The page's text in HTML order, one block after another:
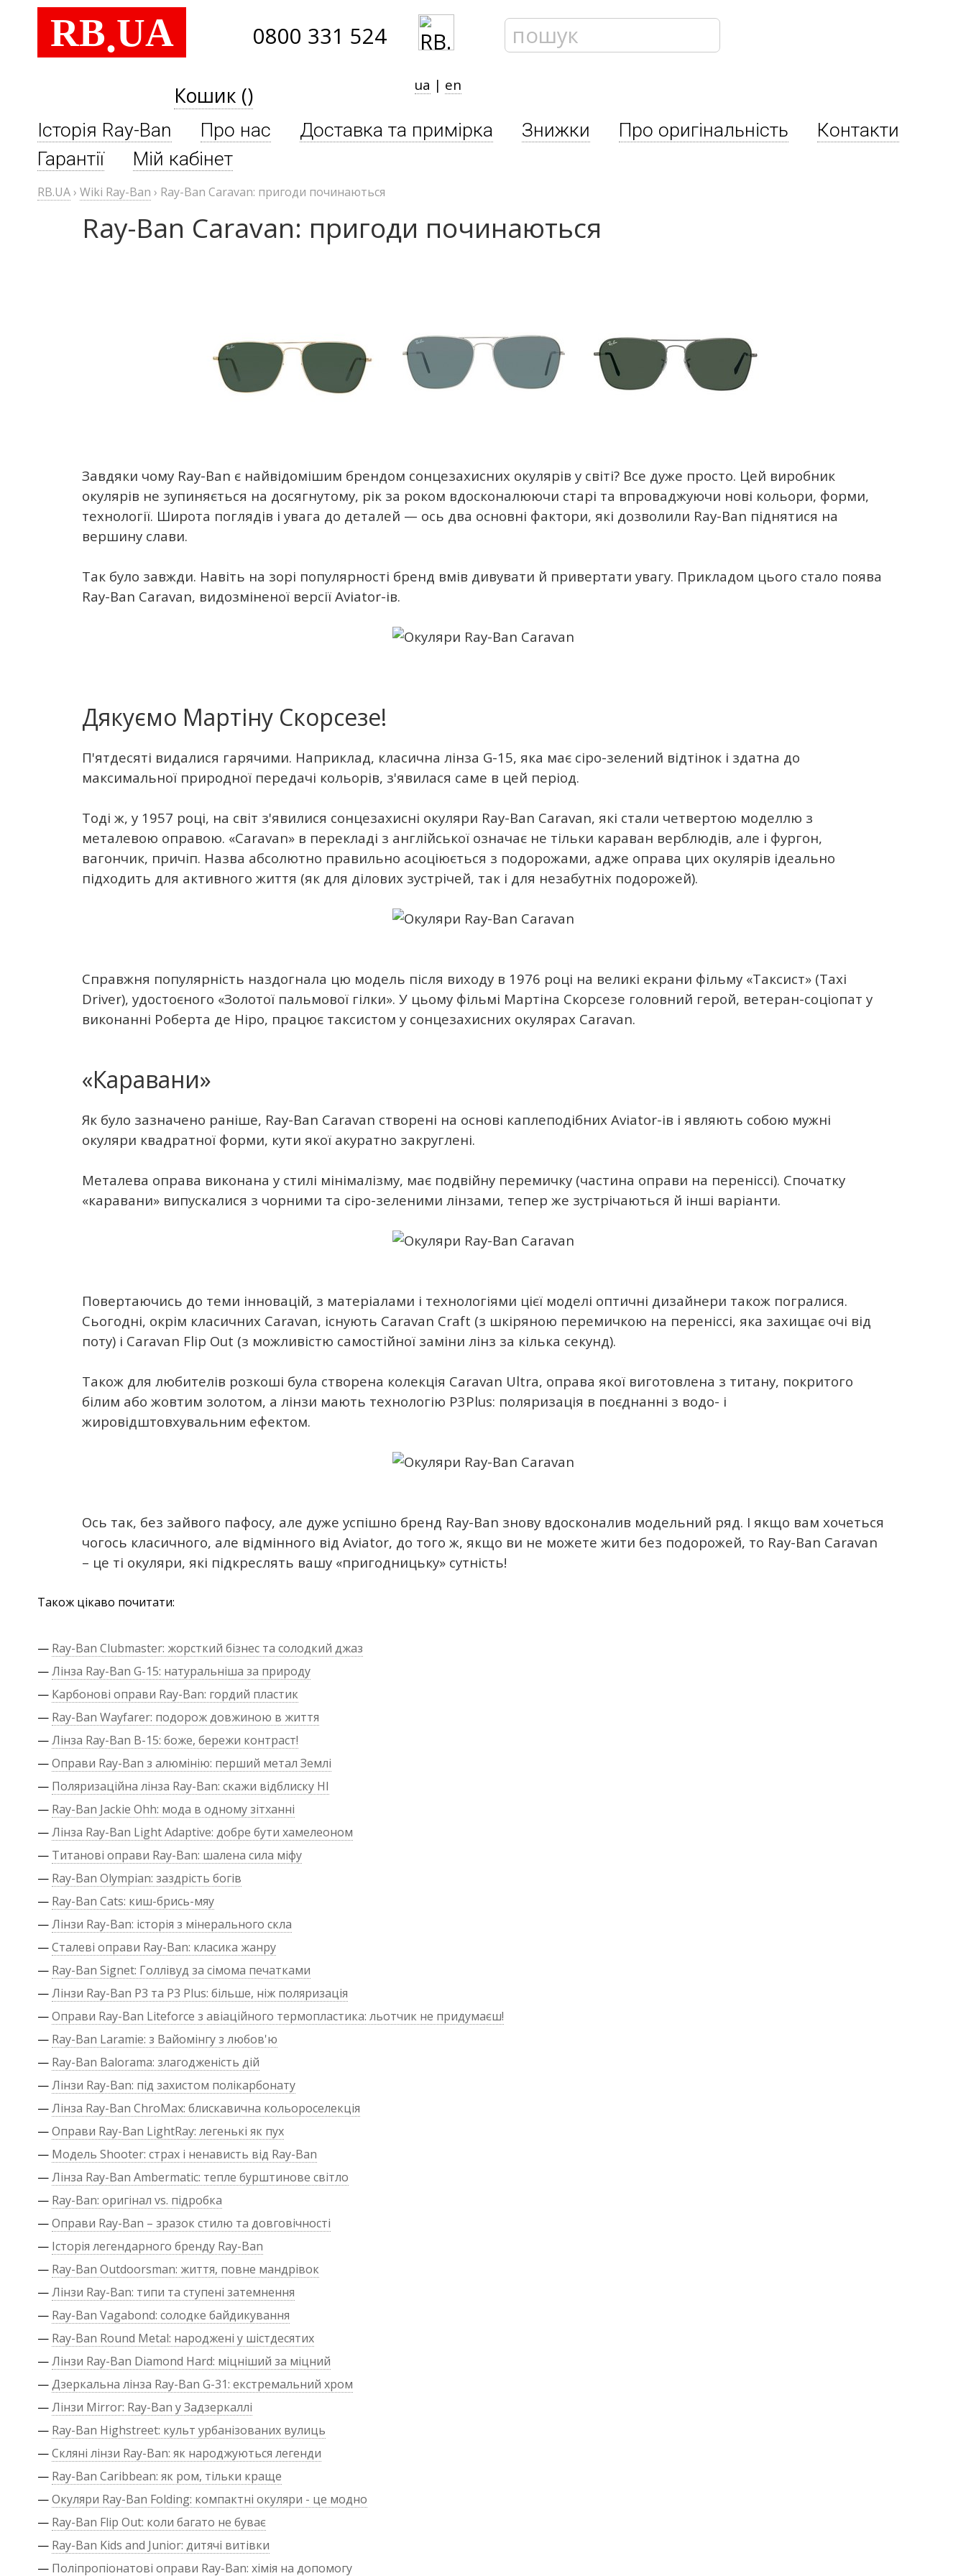
RB.UA 0800 331 524
Кошик () ua | en
Історія Ray-Ban Про нас Доставка та примірка Знижки Про оригінальність
Контакти
Гарантії
Мій кабінет
RB.UA› Wiki Ray-Ban › Ray-Ban Caravan: пригоди починаються
Ray-Ban Caravan: пригоди починаються
Завдяки чому Ray-Ban є найвідомішим брендом сонцезахисних окулярів у світі? Все дуже просто. Цей виробник
окулярів не зупиняється на досягнутому, рік за роком вдосконалюючи старі та впроваджуючи нові кольори, форми,
технології. Широта поглядів і увага до деталей — ось два основні фактори, які дозволили Ray-Ban піднятися на
вершину слави.
Так було завжди. Навіть на зорі популярності бренд вмів дивувати й привертати увагу. Прикладом цього стало поява
Ray-Ban Caravan, видозміненої версії Aviator-ів.
Дякуємо Мартіну Скорсезе!
П'ятдесяті видалися гарячими. Наприклад, класична лінза G-15, яка має сіро-зелений відтінок і здатна до
максимальної природної передачі кольорів, з'явилася саме в цей період.
Тоді ж, у 1957 році, на світ з'явилися сонцезахисні окуляри Ray-Ban Caravan, які стали четвертою моделлю з
металевою оправою. «Caravan» в перекладі з англійської означає не тільки караван верблюдів, але і фургон,
вагончик, причіп. Назва абсолютно правильно асоціюється з подорожами, адже оправа цих окулярів ідеально
підходить для активного життя (як для ділових зустрічей, так і для незабутніх подорожей).
Справжня популярність наздогнала цю модель після виходу в 1976 році на великі екрани фільму «Таксист» (Taxi
Driver), удостоєного «Золотої пальмової гілки». У цьому фільмі Мартіна Скорсезе головний герой, ветеран-соціопат у
виконанні Роберта де Ніро, працює таксистом у сонцезахисних окулярах Caravan.
«Каравани»
Як було зазначено раніше, Ray-Ban Caravan створені на основі каплеподібних Aviator-ів і являють собою мужні
окуляри квадратної форми, кути якої акуратно закруглені.
Металева оправа виконана у стилі мінімалізму, має подвійну перемичку (частина оправи на переніссі). Спочатку
«каравани» випускалися з чорними та сіро-зеленими лінзами, тепер же зустрічаються й інші варіанти.
Повертаючись до теми інновацій, з матеріалами і технологіями цієї моделі оптичні дизайнери також погралися.
Сьогодні, окрім класичних Caravan, існують Caravan Craft (з шкіряною перемичкою на переніссі, яка захищає очі від
поту) і Caravan Flip Out (з можливістю самостійної заміни лінз за кілька секунд).
Також для любителів розкоші була створена колекція Caravan Ultra, оправа якої виготовлена з титану, покритого
білим або жовтим золотом, а лінзи мають технологію P3Plus: поляризація в поєднанні з водо- і
жировідштовхувальним ефектом.
Ось так, без зайвого пафосу, але дуже успішно бренд Ray-Ban знову вдосконалив модельний ряд. І якщо вам хочеться
чогось класичного, але відмінного від Aviator, до того ж, якщо ви не можете жити без подорожей, то Ray-Ban Caravan
– це ті окуляри, які підкреслять вашу «пригодницьку» сутність!
Також цікаво почитати:
— Ray-Ban Clubmaster: жорсткий бізнес та солодкий джаз
—Лінза Ray-Ban G-15: натуральніша за природу
— Карбонові оправи Ray-Ban: гордий пластик
— Ray-Ban Wayfarer: подорож довжиною в життя
—Лінза Ray-Ban B-15: боже, бережи контраст!
—Оправи Ray-Ban з алюмінію: перший метал Землі
— Поляризаційна лінза Ray-Ban: скажи відблиску НІ
— Ray-Ban Jackie Ohh: мода в одному зітханні
—Лінза Ray-Ban Light Adaptive: добре бути хамелеоном
— Титанові оправи Ray-Ban: шалена сила міфу
— Ray-Ban Olympian: заздрість богів
— Ray-Ban Cats: киш-брись-мяу
—Лінзи Ray-Ban: історія з мінерального скла
—Сталеві оправи Ray-Ban: класика жанру
— Ray-Ban Signet: Голлівуд за сімома печатками
—Лінзи Ray-Ban P3 та P3 Plus: більше, ніж поляризація
—Оправи Ray-Ban Liteforce з авіаційного термопластика: льотчик не придумаєш!
— Ray-Ban Laramie: з Вайомінгу з любов'ю
— Ray-Ban Balorama: злагодженість дій
—Лінзи Ray-Ban: під захистом полікарбонату
—Лінза Ray-Ban ChroMax: блискавична кольороселекція
—Оправи Ray-Ban LightRay: легенькі як пух
— Модель Shooter: страх і ненависть від Ray-Ban
—Лінза Ray-Ban Ambermatic: тепле бурштинове світло
— Ray-Ban: оригінал vs. підробка
—Оправи Ray-Ban – зразок стилю та довговічності
— Історія легендарного бренду Ray-Ban
— Ray-Ban Outdoorsman: життя, повне мандрівок
—Лінзи Ray-Ban: типи та ступені затемнення
— Ray-Ban Vagabond: солодке байдикування
— Ray-Ban Round Metal: народжені у шістдесятих
—Лінзи Ray-Ban Diamond Hard: міцніший за міцний
—Дзеркальна лінза Ray-Ban G-31: екстремальний хром
—Лінзи Mirror: Ray-Ban у Задзеркаллі
— Ray-Ban Highstreet: культ урбанізованих вулиць
—Скляні лінзи Ray-Ban: як народжуються легенди
— Ray-Ban Caribbean: як ром, тільки краще
—Окуляри Ray-Ban Folding: компактні окуляри - це модно
— Ray-Ban Flip Out: коли багато не буває
— Ray-Ban Kids and Junior: дитячі витівки
— Поліпропіонатові оправи Ray-Ban: хімія на допомогу